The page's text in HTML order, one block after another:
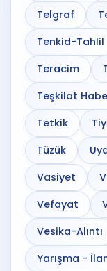
Telgraf
Tenkid-Tahlil
Teracim
Teşkilat
Tetkik
Tüzük
Vasiyet
Vefayat
Vesika-Alıntı
Yarışma -